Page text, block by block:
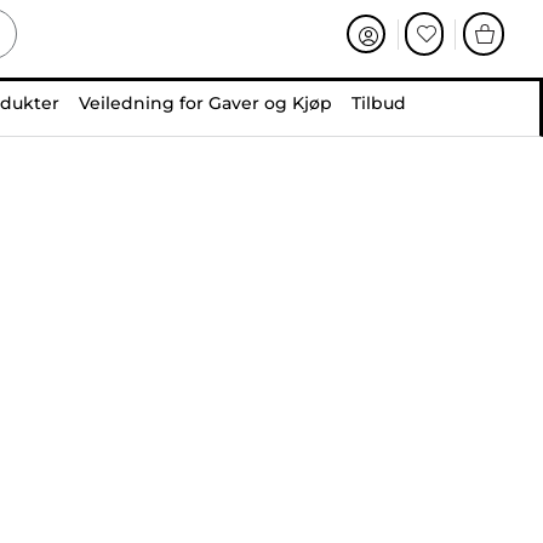
Veiledning for Gaver og Kjøp Tilbud